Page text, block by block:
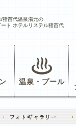
猪苗代温泉湯元の
ト ホテルリステル猪苗代
温泉・プール